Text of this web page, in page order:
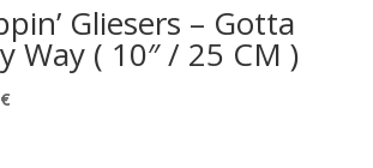
Gliesers – Gotta
Way ( 10″ / 25 CM )
€Le